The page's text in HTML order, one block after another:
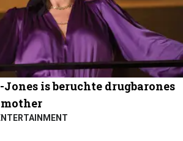
is beruchte drugbarones